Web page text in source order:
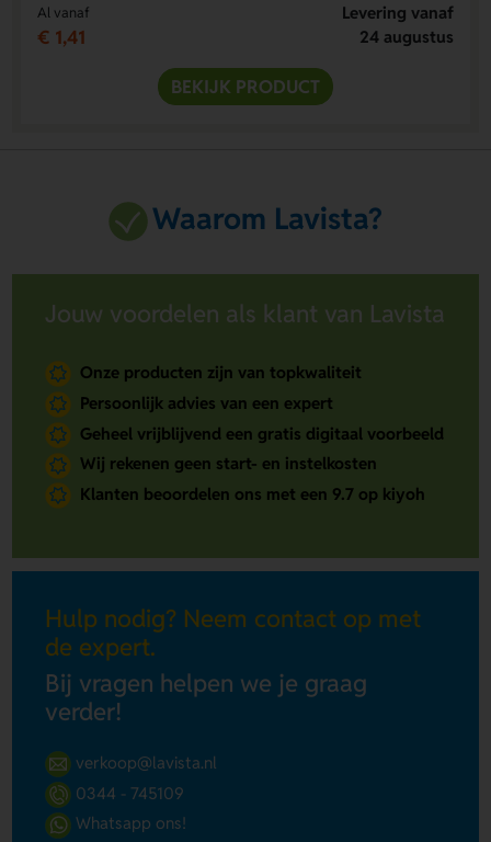
Al vanaf
€ 1,41
Levering vanaf
24 augustus
BEKIJK PRODUCT
Waarom Lavista?
Jouw voordelen als klant van Lavista
Onze producten zijn van topkwaliteit
Persoonlijk advies van een expert
Geheel vrijblijvend een gratis digitaal voorbeeld
Wij rekenen geen start- en instelkosten
Klanten beoordelen ons met een 9.7 op kiyoh
Hulp nodig? Neem contact op met
de expert.
Bij vragen helpen we je graag
verder!
verkoop@lavista.nl
0344 - 745109
Whatsapp ons!